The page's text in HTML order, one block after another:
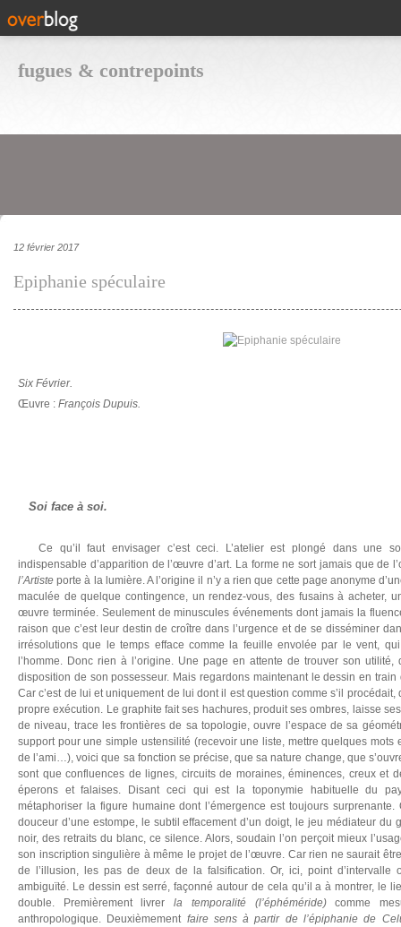
fugues & contrepoints
12 février 2017
Epiphanie spéculaire
Six Février.
Œuvre : François Dupuis.
Soi face à soi.
Ce qu’il faut envisager c’est ceci. L’atelier est plongé dans une
indispensable d’apparition de l’œuvre d’art. La forme ne sort jamais que de
l’Artiste porte à la lumière. A l’origine il n’y a rien que cette page anonyme
maculée de quelque contingence, un rendez-vous, des fusains à acheter,
œuvre terminée. Seulement de minuscules événements dont jamais la
raison que c’est leur destin de croître dans l’urgence et de se disséminer
irrésolutions que le temps efface comme la feuille envolée par le vent,
l’homme. Donc rien à l’origine. Une page en attente de trouver son
disposition de son possesseur. Mais regardons maintenant le dessin en train
Car c’est de lui et uniquement de lui dont il est question comme s’il procédait,
propre exécution. Le graphite fait ses hachures, produit ses ombres, laisse
de niveau, trace les frontières de sa topologie, ouvre l’espace de sa
support pour une simple ustensilité (recevoir une liste, mettre quelques mots
de l’ami…), voici que sa fonction se précise, que sa nature change, que
sont que confluences de lignes, circuits de moraines, éminences, creux et
éperons et falaises. Disant ceci qui est la toponymie habituelle du
métaphoriser la figure humaine dont l’émergence est toujours
douceur d’une estompe, le subtil effacement d’un doigt, le jeu médiateur du
noir, des retraits du blanc, ce silence. Alors, soudain l’on perçoit mieux
son inscription singulière à même le projet de l’œuvre. Car rien ne saurait
de l’illusion, les pas de deux de la falsification. Or, ici, point
ambiguïté. Le dessin est serré, façonné autour de cela qu’il a à montrer, le
double. Premièrement livrerla temporalité (l’éphéméride)comme
anthropologique. Deuxièmement faire sens à partir de l’épiphanie de